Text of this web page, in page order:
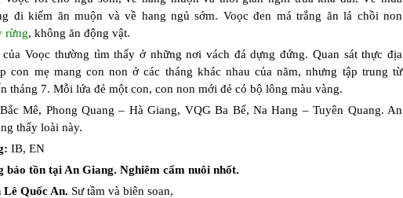
đi kiếm ăn muộn và về hang ngủ sớm. Voọc đen má trắng ăn lá chồi non
rừng, không ăn động vật.
của Voọc thường tìm thấy ở những nơi vách đá dựng đứng. Quan sát thực địa
con mẹ mang con non ở các tháng khác nhau của năm, nhưng tập trung từ
tháng 7. Mỗi lứa đẻ một con, con non mới đẻ có bộ lông màu vàng.
Bắc Mê, Phong Quang – Hà Giang, VQG Ba Bể, Na Hang – Tuyên Quang. An
thấy loài này.
IB, EN
bảo tồn tại An Giang. Nghiêm cấm nuôi nhốt.
Lê Quốc An. Sư tầm và biên soan,